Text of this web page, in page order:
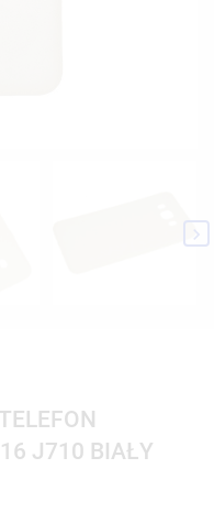

J710 BIAŁY